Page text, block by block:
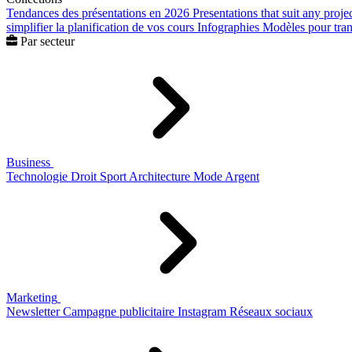
Tendances des présentations en 2026 Presentations that suit any
simplifier la planification de vos cours Infographies Modèles pour
Par secteur
Business
Technologie Droit Sport Architecture Mode Argent
Marketing
Newsletter Campagne publicitaire Instagram Réseaux sociaux